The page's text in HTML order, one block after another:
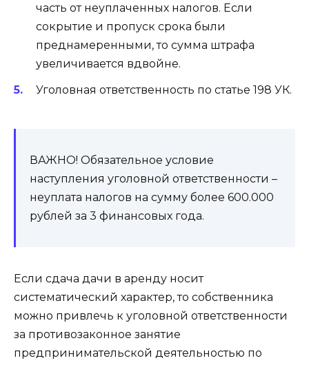
часть от неуплаченных налогов. Если
сокрытие и пропуск срока были
преднамеренными, то сумма штрафа
увеличивается вдвойне.
Уголовная ответственность по статье 198 УК.
ВАЖНО! Обязательное условие
наступления уголовной ответственности –
неуплата налогов на сумму более 600.000
рублей за 3 финансовых года.
Если сдача дачи в аренду носит
систематический характер, то собственника
можно привлечь к уголовной ответственности
за противозаконное занятие
предпринимательской деятельностью по